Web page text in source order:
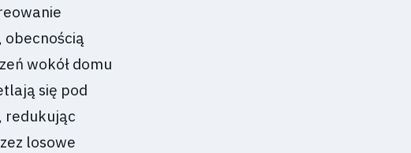
obecnością
wokół domu
się pod
redukując
losowe